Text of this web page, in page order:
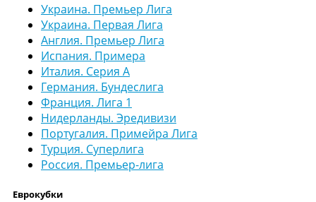
Украина. Премьер Лига
Украина. Первая Лига
Англия. Премьер Лига
Испания. Примера
Италия. Серия А
Германия. Бундеслига
Франция. Лига 1
Нидерланды. Эредивизи
Португалия. Примейра Лига
Турция. Суперлига
Россия. Премьер-лига
Еврокубки